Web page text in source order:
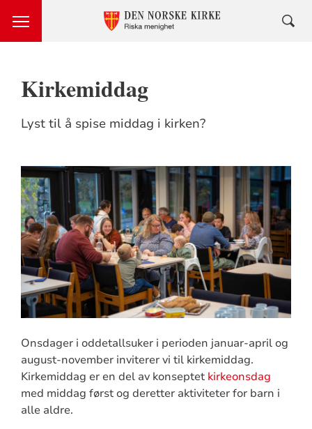
Kirkemiddag
Lyst til å spise middag i kirken?
Onsdager i oddetallsuker i perioden januar-april og
august-november inviterer vi til kirkemiddag.
Kirkemiddag er en del av konseptet kirkeonsdag
med middag først og deretter aktiviteter for barn i
alle aldre.